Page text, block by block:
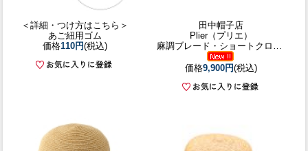
＜詳細・つけ方はこちら＞
あご紐用ゴム
価格110円(税込)
田中帽子店
Plier（プリエ）
麻調ブレード・ショートクロッシェ
価格9,900円(税込)